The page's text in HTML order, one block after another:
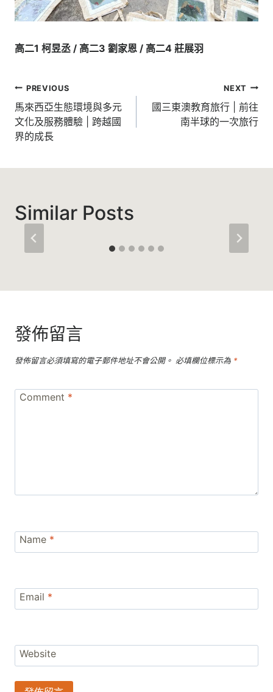
高二1 柯昱丞 / 高二3 劉家恩 / 高二4 莊展羽
文
章
導
PREVIOUS
馬來西亞生態環境與多元
文化及服務體驗 | 跨越國
界的成長
NEXT
國三東澳教育旅行 | 前往
南半球的一次旅行
Similar Posts
發佈留言
發佈留言必須填寫的電子郵件地址不會公開。 必填欄位標示為 *
Comment *
Name *
Email *
Website